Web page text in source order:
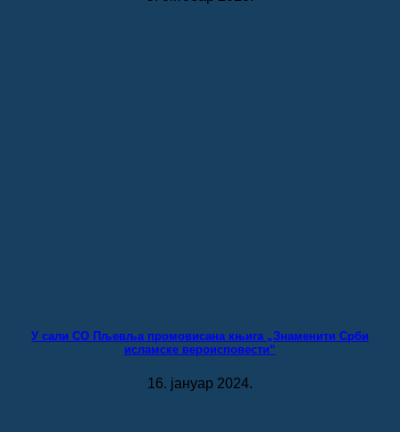
У сали СО Пљевља промовисана књига „Знаменити Срби
исламске вероисповести“
16. јануар 2024.